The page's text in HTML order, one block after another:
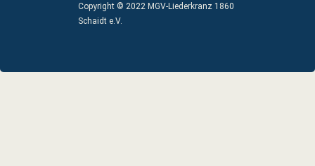
Copyright © 2022 MGV-Liederkranz 1860
Schaidt e.V.